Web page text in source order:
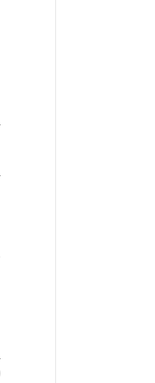
El País Brasil en Twitter
El País Brasil en Instagram
El País Brasil en Facebook